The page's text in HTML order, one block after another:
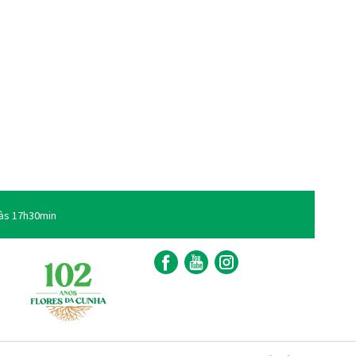
17h30min